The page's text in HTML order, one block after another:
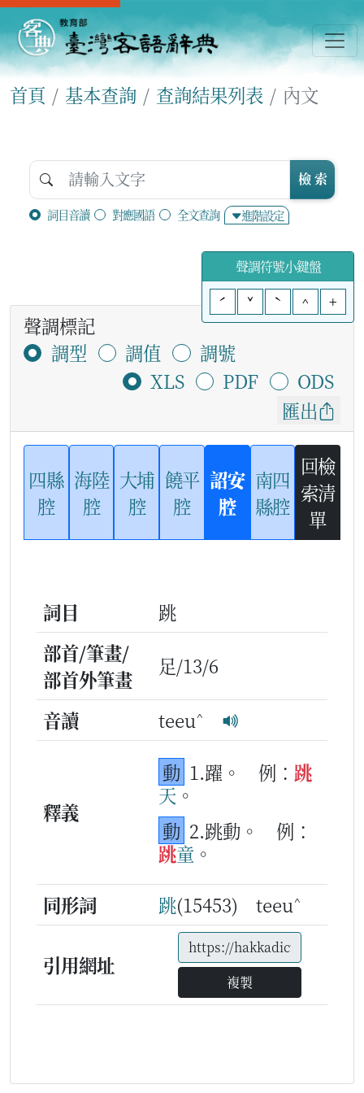
首頁 基本查詢 查詢結果列表 內文
詞目音讀 對應國語 全文查詢 進階設定
檢 索
聲調符號小鍵盤
ˊ
ˇ ˋ ^ +
聲調標記
調型
調值
調號
XLS
PDF
ODS
匯出
四縣
腔
海陸
腔
大埔
腔
饒平
腔
詔安
腔
南四
縣腔
回檢
索清
單
詞目
跳
部首/筆畫/
部首外筆畫
足/13/6
音讀 teeu^
釋義
動 1.躍。 例： 跳
天。
動 2.跳動。
例：
跳童 。
同形詞
跳(15453) teeu^
引用網址
複製